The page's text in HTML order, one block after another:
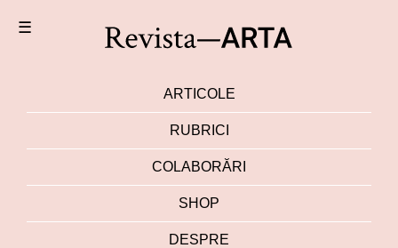
☰
ARTICOLE
RUBRICI
COLABORĂRI
SHOP
DESPRE